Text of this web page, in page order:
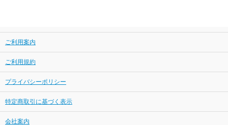
ご利用案内
ご利用規約
プライバシーポリシー
特定商取引に基づく表示
会社案内